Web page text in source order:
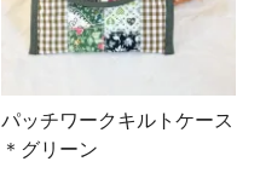
パッチワークキルトケース
＊グリーン